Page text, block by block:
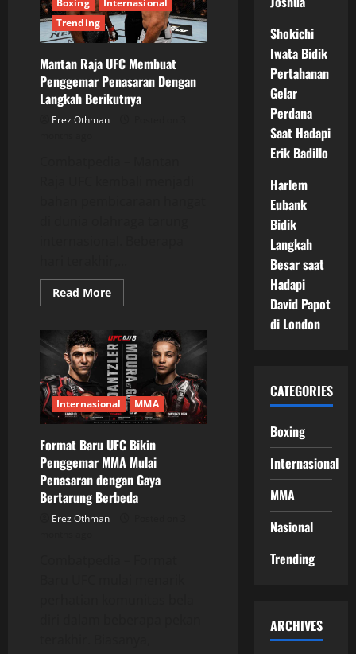
Petinju
Empat
Benua
Jadi
Trending
Mantan Raja UFC Membuat
Penggemar Penasaran Dengan
Langkah Berikutnya
Erez Othman
Read MoreRead
more
Raja
UFC
Membuat
Penggemar
Penasaran
Dengan
Langkah
Berikutnya
Internasional MMA
Format Baru UFC Bikin
Penggemar MMA Mulai
Penasaran dengan Gaya
Bertarung Berbeda
Erez Othman
Shokichi
Iwata Bidik
Pertahanan
Gelar
Perdana
Saat Hadapi
Erik Badillo
Harlem
Eubank
Bidik
Langkah
Besar saat
Hadapi
David Papot
di London
CATEGORIES
Boxing
Internasional
MMA
Nasional
Trending
ARCHIVES